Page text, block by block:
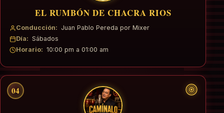
EL RUMBÓN DE CHACRA RIOS
Conducción: Juan Pablo Pereda por Mixer
Día: Sábados
Horario: 10:00 pm a 01:00 am
04